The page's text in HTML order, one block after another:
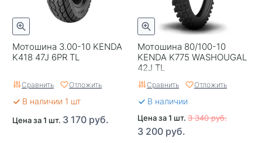
Мотошина 3.00-10 KENDA
K418 47J 6PR TL
Сравнить Отложить
В наличии 1 шт
Цена за 1 шт. 3 170 руб.
Мотошина 80/100-10
KENDA K775 WASHOUGAL
42J TL
Сравнить Отложить
В наличии
Цена за 1 шт. 3 340 руб.
3 200 руб.